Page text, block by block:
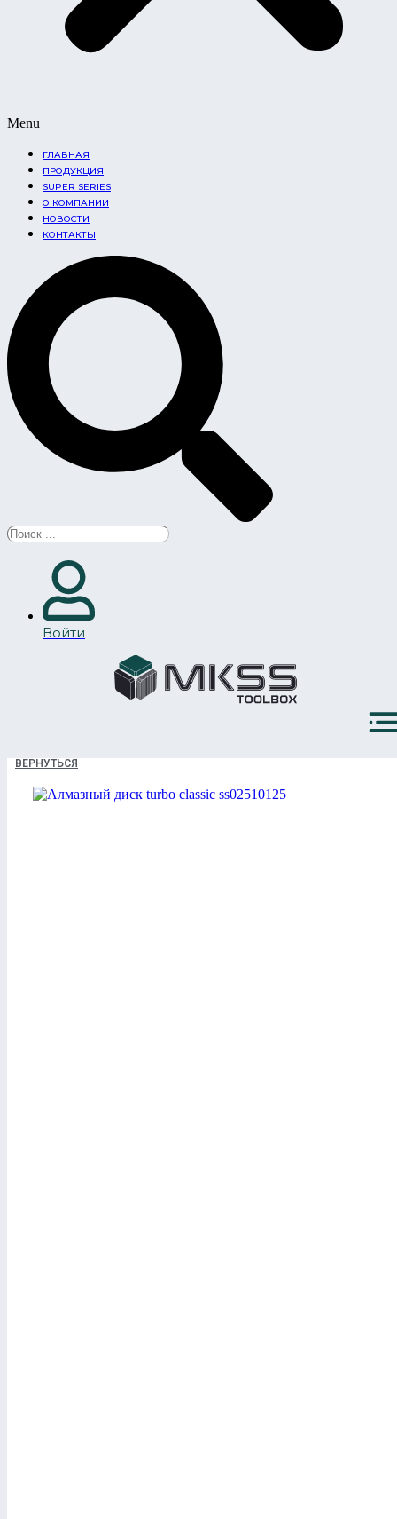
Menu
ГЛАВНАЯ
ПРОДУКЦИЯ
SUPER SERIES
О КОМПАНИИ
НОВОСТИ
КОНТАКТЫ
Search
Войти
ВЕРНУТЬСЯ